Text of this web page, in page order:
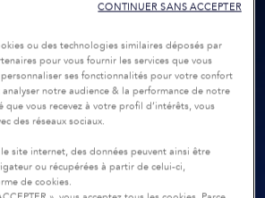
ou des technologies similaires déposés par
pour vous fournir les services que vous
ses fonctionnalités pour votre confort
notre audience & la performance de notre
vous recevez à votre profil d’intérêts, vous
des réseaux sociaux.
site internet, des données peuvent ainsi être
ou récupérées à partir de celui-ci,
de cookies.
CONTINUER SANS ACCEPTER